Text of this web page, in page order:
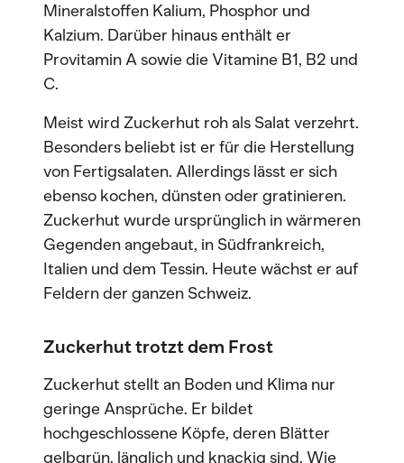
Mineralstoffen Kalium, Phosphor und
Kalzium. Darüber hinaus enthält er
Provitamin A sowie die Vitamine B1, B2 und
C.
Meist wird Zuckerhut roh als Salat verzehrt.
Besonders beliebt ist er für die Herstellung
von Fertigsalaten. Allerdings lässt er sich
ebenso kochen, dünsten oder gratinieren.
Zuckerhut wurde ursprünglich in wärmeren
Gegenden angebaut, in Südfrankreich,
Italien und dem Tessin. Heute wächst er auf
Feldern der ganzen Schweiz.
Zuckerhut trotzt dem Frost
Zuckerhut stellt an Boden und Klima nur
geringe Ansprüche. Er bildet
hochgeschlossene Köpfe, deren Blätter
gelbgrün, länglich und knackig sind. Wie